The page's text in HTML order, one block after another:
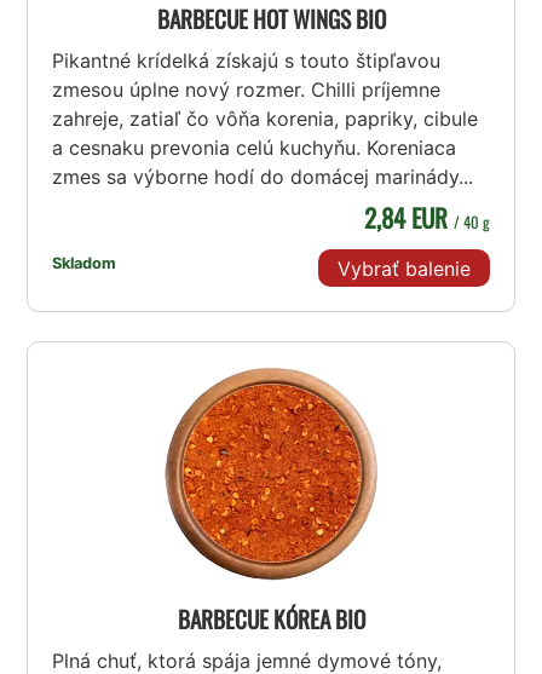
BARBECUE HOT WINGS BIO
Pikantné krídelká získajú s touto štipľavou
zmesou úplne nový rozmer. Chilli príjemne
zahreje, zatiaľ čo vôňa korenia, papriky, cibule
a cesnaku prevonia celú kuchyňu. Koreniaca
zmes sa výborne hodí do domácej marinády...
Skladom
2,84 EUR / 40 g
Vybrať balenie
BARBECUE KÓREA BIO
Plná chuť, ktorá spája jemné dymové tóny,